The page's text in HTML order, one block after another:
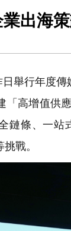
舉行年度
「高增值供
鏈條、一
戰。